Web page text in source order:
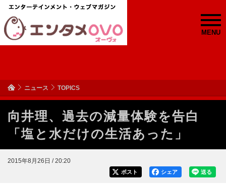
MENU
ニュース TOPICS
向井理、過去の減量体験を告白
「塩と水だけの生活あった」
2015年8月26日 / 20:20
送る
シェア
ポスト